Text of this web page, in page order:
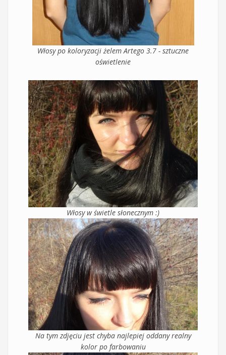
Włosy po koloryzacji żelem Artego 3.7 - sztuczne
oświetlenie
Włosy w świetle słonecznym :)
Na tym zdjęciu jest chyba najlepiej oddany realny
kolor po farbowaniu